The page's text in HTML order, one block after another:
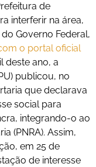
de
interferir na área,
Governo Federal,
o portal oficial
deste ano, a
publicou, no
que declarava
social para
integrando-o ao
(PNRA). Assim,
em 25 de
de interesse